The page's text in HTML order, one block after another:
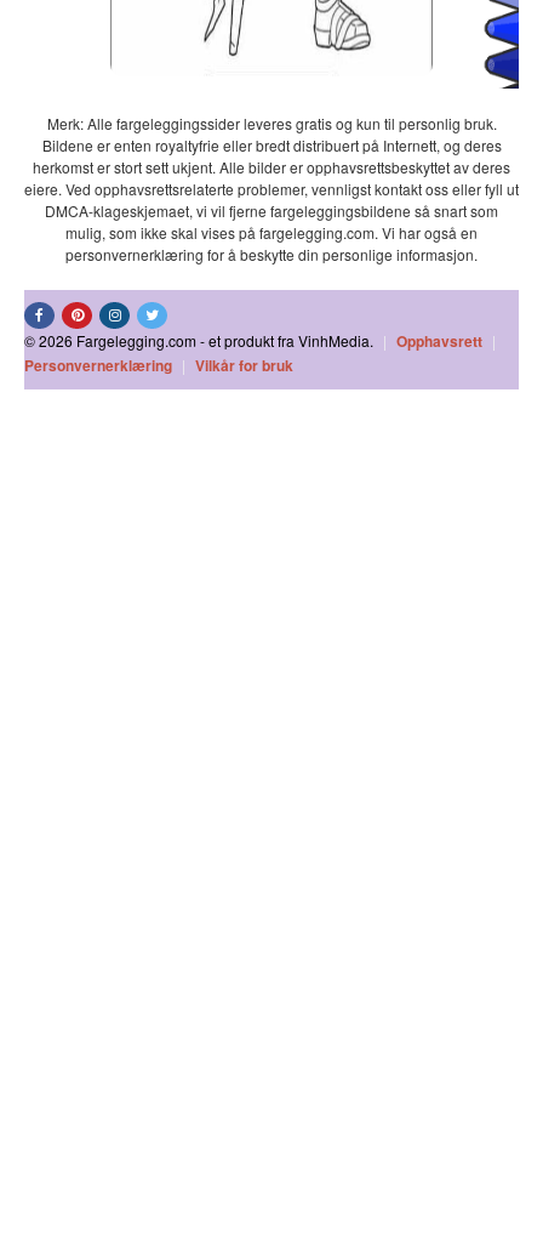
Merk: Alle fargeleggingssider leveres gratis og kun til personlig bruk.
Bildene er enten royaltyfrie eller bredt distribuert på Internett, og deres
herkomst er stort sett ukjent. Alle bilder er opphavsrettsbeskyttet av deres
eiere. Ved opphavsrettsrelaterte problemer, vennligst kontakt oss eller fyll ut
DMCA-klageskjemaet, vi vil fjerne fargeleggingsbildene så snart som
mulig, som ikke skal vises på fargelegging.com. Vi har også en
personvernerklæring for å beskytte din personlige informasjon.
© 2026 Fargelegging.com - et produkt fra VinhMedia. | Opphavsrett |
Personvernerklæring | Vilkår for bruk